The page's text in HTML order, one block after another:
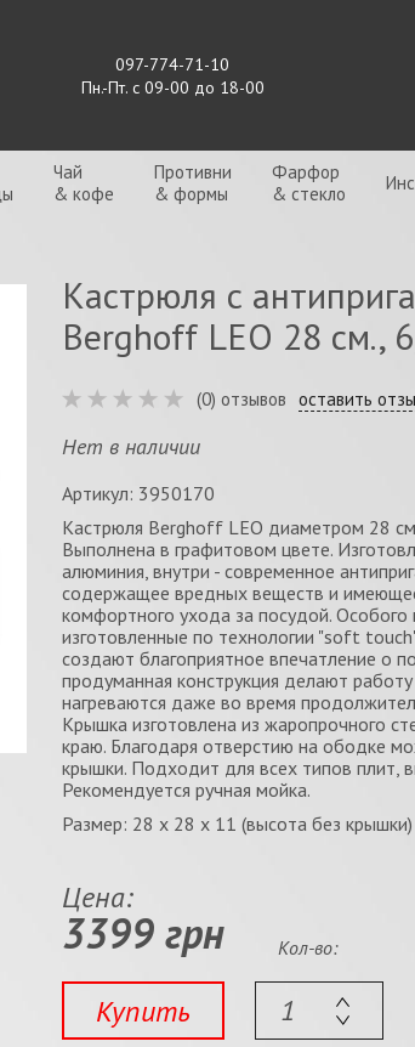
097-774-71-10
Пн.-Пт. с 09-00 до 18-00
Чай
& кофе
Противни
& формы
Фарфор
& стекло
Кастрюля с
Berghoff LEO 28 см.,
(0) отзывов оставить
Нет в наличии
Артикул: 3950170
Кастрюля Berghoff LEO диаметром 28
Выполнена в графитовом цвете.
алюминия, внутри - современное
содержащее вредных веществ и
комфортного ухода за посудой. Особого
изготовленные по технологии "soft
создают благоприятное впечатление о
продуманная конструкция делают
нагреваются даже во время
Крышка изготовлена из жаропрочного
краю. Благодаря отверстию на ободке
крышки. Подходит для всех типов плит,
Рекомендуется ручная мойка.
Размер: 28 x 28 x 11 (высота без
Цена:
3399 грн
Купить
Кол-во: